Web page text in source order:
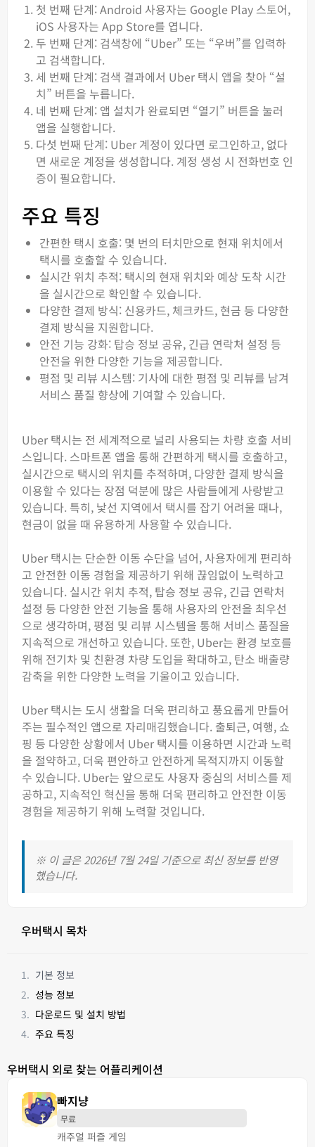
첫 번째 단계: Android 사용자는 Google Play 스토어,
iOS 사용자는 App Store를 엽니다.
두 번째 단계: 검색창에 “Uber” 또는 “우버”를 입력하
고 검색합니다.
세 번째 단계: 검색 결과에서 Uber 택시 앱을 찾아 “설
치” 버튼을 누릅니다.
네 번째 단계: 앱 설치가 완료되면 “열기” 버튼을 눌러
앱을 실행합니다.
다섯 번째 단계: Uber 계정이 있다면 로그인하고, 없다
면 새로운 계정을 생성합니다. 계정 생성 시 전화번호 인
증이 필요합니다.
주요 특징
간편한 택시 호출: 몇 번의 터치만으로 현재 위치에서
택시를 호출할 수 있습니다.
실시간 위치 추적: 택시의 현재 위치와 예상 도착 시간
을 실시간으로 확인할 수 있습니다.
다양한 결제 방식: 신용카드, 체크카드, 현금 등 다양한
결제 방식을 지원합니다.
안전 기능 강화: 탑승 정보 공유, 긴급 연락처 설정 등
안전을 위한 다양한 기능을 제공합니다.
평점 및 리뷰 시스템: 기사에 대한 평점 및 리뷰를 남겨
서비스 품질 향상에 기여할 수 있습니다.
Uber 택시는 전 세계적으로 널리 사용되는 차량 호출 서비
스입니다. 스마트폰 앱을 통해 간편하게 택시를 호출하고,
실시간으로 택시의 위치를 추적하며, 다양한 결제 방식을
이용할 수 있다는 장점 덕분에 많은 사람들에게 사랑받고
있습니다. 특히, 낯선 지역에서 택시를 잡기 어려울 때나,
현금이 없을 때 유용하게 사용할 수 있습니다.
Uber 택시는 단순한 이동 수단을 넘어, 사용자에게 편리하
고 안전한 이동 경험을 제공하기 위해 끊임없이 노력하고
있습니다. 실시간 위치 추적, 탑승 정보 공유, 긴급 연락처
설정 등 다양한 안전 기능을 통해 사용자의 안전을 최우선
으로 생각하며, 평점 및 리뷰 시스템을 통해 서비스 품질을
지속적으로 개선하고 있습니다. 또한, Uber는 환경 보호를
위해 전기차 및 친환경 차량 도입을 확대하고, 탄소 배출량
감축을 위한 다양한 노력을 기울이고 있습니다.
Uber 택시는 도시 생활을 더욱 편리하고 풍요롭게 만들어
주는 필수적인 앱으로 자리매김했습니다. 출퇴근, 여행, 쇼
핑 등 다양한 상황에서 Uber 택시를 이용하면 시간과 노력
을 절약하고, 더욱 편안하고 안전하게 목적지까지 이동할
수 있습니다. Uber는 앞으로도 사용자 중심의 서비스를 제
공하고, 지속적인 혁신을 통해 더욱 편리하고 안전한 이동
경험을 제공하기 위해 노력할 것입니다.
※ 이 글은 2026년 7월 24일 기준으로 최신 정보를 반영
했습니다.
우버택시 목차
기본 정보
성능 정보
다운로드 및 설치 방법
주요 특징
우버택시 외로 찾는 어플리케이션
빠지냥
무료
캐주얼 퍼즐 게임